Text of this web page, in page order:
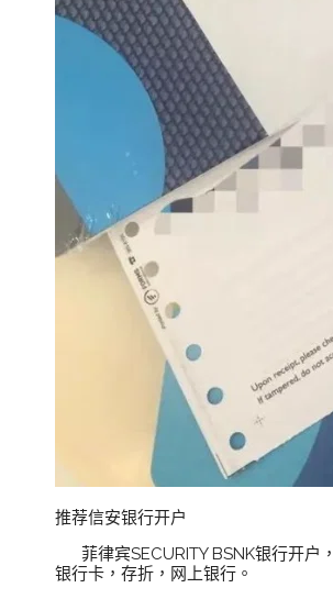
推荐信安银行开户
菲律宾SECURITY BSNK银行开户
银行卡，存折，网上银行。